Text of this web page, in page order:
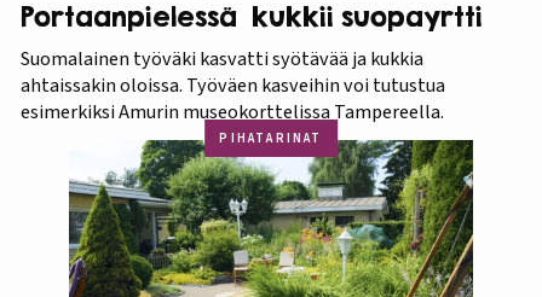
Portaanpielessä kukkii suopayrtti
Suomalainen työväki kasvatti syötävää ja kukkia
ahtaissakin oloissa. Työväen kasveihin voi tutustua
esimerkiksi Amurin museokorttelissa Tampereella.
PIHATARINAT